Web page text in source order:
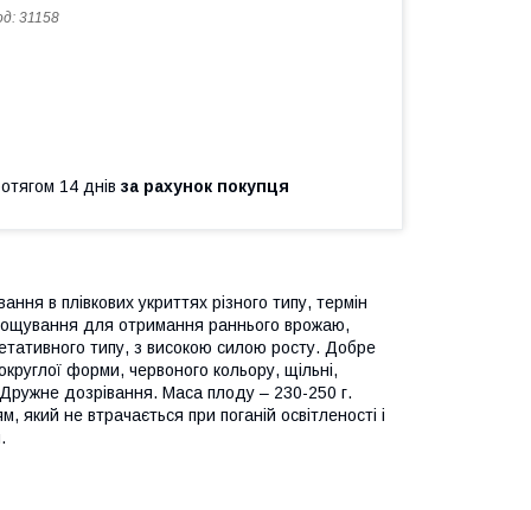
31158
14 днів за рахунок покупця
в плівкових укриттях різного типу, термін
для отримання раннього врожаю,
типу, з високою силою росту. Добре
форми, червоного кольору, щільні,
Дружне дозрівання. Маса плоду – 230-250 г.
не втрачається при поганій освітленості і